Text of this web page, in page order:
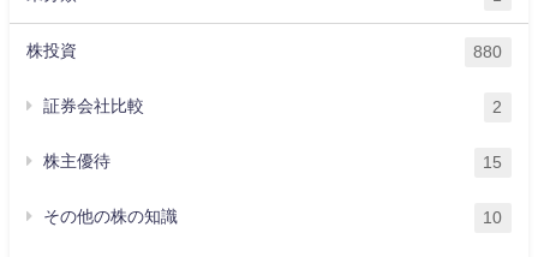
株投資 880
証券会社比較 2
株主優待 15
その他の株の知識 10